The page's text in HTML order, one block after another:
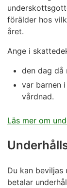
förälder hos
året.
Ange i
den dag då
var barnen
vårdnad.
Läs mer om
Du kan beviljas
betalar